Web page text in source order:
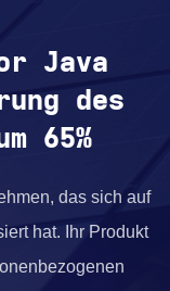
Java
des
65%
das sich auf
hat. Ihr Produkt